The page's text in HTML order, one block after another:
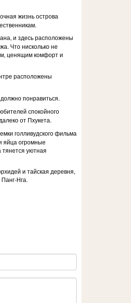
жизнь острова
и здесь расположены
Что нисколько не
ценящим комфорт и
расположены
понравиться.
спокойного
от Пхукета.
голливудского фильма
яйца огромные
уютная
и тайская деревня,
Нга.